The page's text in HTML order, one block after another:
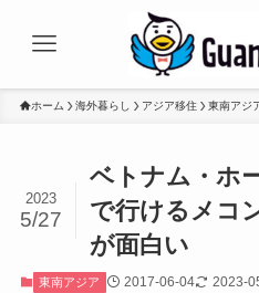
ホーム 海外暮らし アジア移住 東南アジ
ベトナム・ホ
で行けるメコ
が面白い
2023
5/27
東南アジア 2017-06-04 2023-